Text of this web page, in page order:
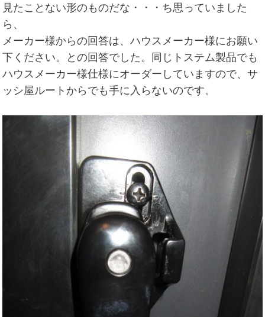
見たことない形のものだな・・・ち思っていました
ら、
メーカー様からの回答は、ハウスメーカー様にお願い
下ください。との回答でした。同じトステム製品でも
ハウスメーカー様仕様にオーダーしていますので、サ
ッシ屋ルートからでも手に入らないのです。